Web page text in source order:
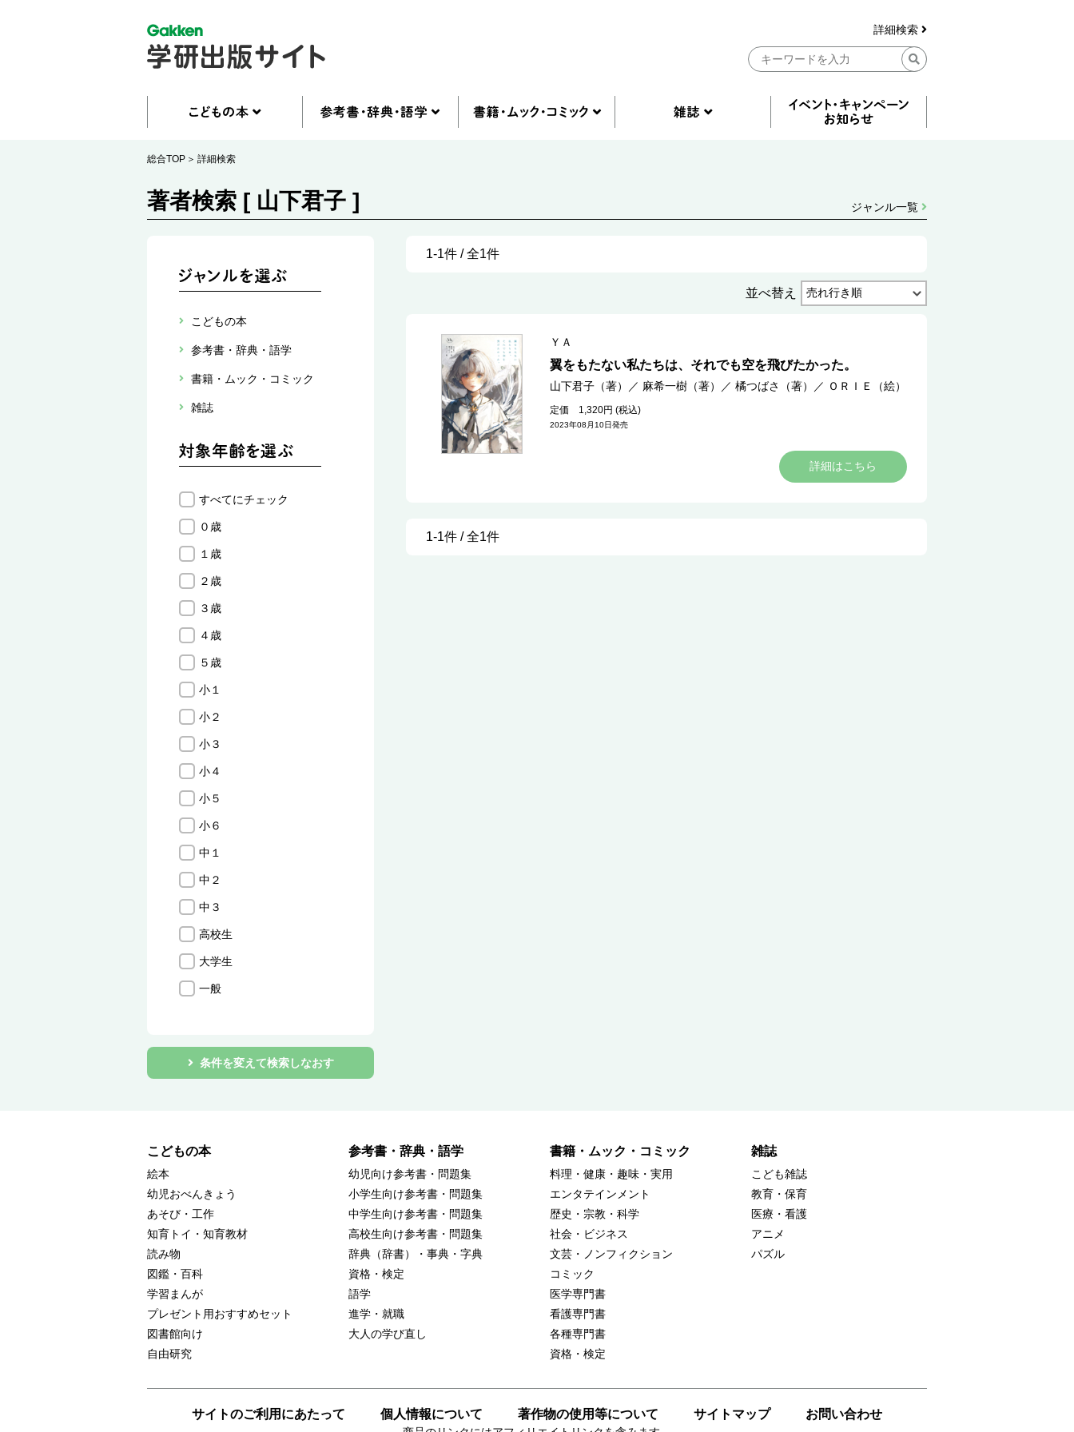
詳細検索
総合TOP 詳細検索
著者検索 [ 山下君子 ] ジャンル一覧
こどもの本
参考書・辞典・語学
書籍・ムック・コミック
雑誌
すべてにチェック
０歳
１歳
２歳
３歳
４歳
５歳
小１
小２
小３
小４
小５
小６
中１
中２
中３
高校生
大学生
一般
条件を変えて検索しなおす
1-1件 / 全1件
並べ替え
ＹＡ
翼をもたない私たちは、それでも空を飛びたかった。
山下君子（著） ／ 麻希一樹（著） ／ 橘つばさ（著） ／ ＯＲＩＥ（絵）
定価 1,320円 (税込)
2023年08月10日発売
詳細はこちら
1-1件 / 全1件
こどもの本
絵本
幼児おべんきょう
あそび・工作
知育トイ・知育教材
読み物
図鑑・百科
学習まんが
プレゼント用おすすめセット
図書館向け
自由研究
参考書・辞典・語学
幼児向け参考書・問題集
小学生向け参考書・問題集
中学生向け参考書・問題集
高校生向け参考書・問題集
辞典（辞書）・事典・字典
資格・検定
語学
進学・就職
大人の学び直し
書籍・ムック・コミック
料理・健康・趣味・実用
エンタテインメント
歴史・宗教・科学
社会・ビジネス
文芸・ノンフィクション
コミック
医学専門書
看護専門書
各種専門書
資格・検定
雑誌
こども雑誌
教育・保育
医療・看護
アニメ
パズル
サイトのご利用にあたって 個人情報について 著作物の使用等について サイトマップ お問い合わせ